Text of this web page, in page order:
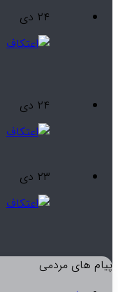
۲۴ دی
۲۴ دی
۲۳ دی
پیام های مردمی